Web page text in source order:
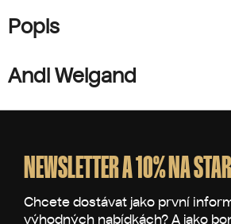
Popis
Andi Weigand
NEWSLETTER A 10% NA